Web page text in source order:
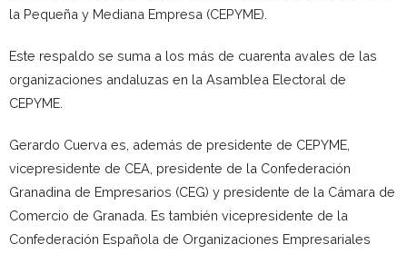
la Pequeña y Mediana Empresa (CEPYME).
Este respaldo se suma a los más de cuarenta avales de las
organizaciones andaluzas en la Asamblea Electoral de
CEPYME.
Gerardo Cuerva es, además de presidente de CEPYME,
vicepresidente de CEA, presidente de la Confederación
Granadina de Empresarios (CEG) y presidente de la Cámara de
Comercio de Granada. Es también vicepresidente de la
Confederación Española de Organizaciones Empresariales